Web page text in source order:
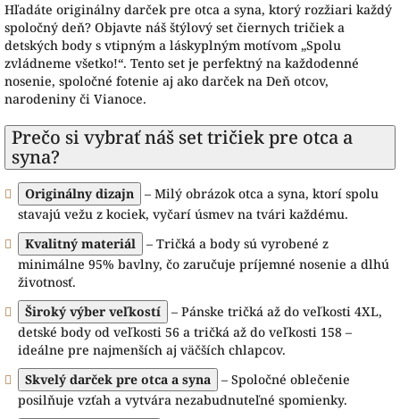
Hľadáte originálny darček pre otca a syna, ktorý rozžiari každý
spoločný deň? Objavte náš štýlový set čiernych tričiek a
detských body s vtipným a láskyplným motívom „Spolu
zvládneme všetko!“. Tento set je perfektný na každodenné
nosenie, spoločné fotenie aj ako darček na Deň otcov,
narodeniny či Vianoce.
Prečo si vybrať náš set tričiek pre otca a
syna?
Originálny dizajn
– Milý obrázok otca a syna, ktorí spolu
stavajú vežu z kociek, vyčarí úsmev na tvári každému.
Kvalitný materiál
– Tričká a body sú vyrobené z
minimálne 95% bavlny, čo zaručuje príjemné nosenie a dlhú
životnosť.
Široký výber veľkostí
– Pánske tričká až do veľkosti 4XL,
detské body od veľkosti 56 a tričká až do veľkosti 158 –
ideálne pre najmenších aj väčších chlapcov.
Skvelý darček pre otca a syna
– Spoločné oblečenie
posilňuje vzťah a vytvára nezabudnuteľné spomienky.